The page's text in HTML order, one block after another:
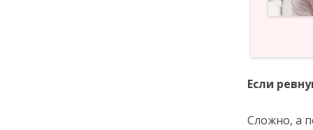
Если
Сложно, а